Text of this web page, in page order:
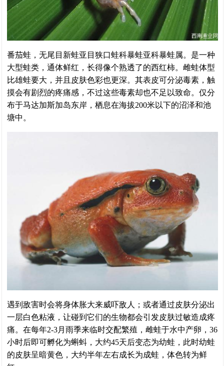
番茄蛙，无尾目新蛙亚目狭口蛙科暴蛙亚科暴蛙属。是一种
大型蛙类，通体鲜红，长得像个熟透了的西红柿。雌蛙体型
比雄蛙要大，并且皮肤色彩也更深。其表皮可分泌毒素，触
摸会有剧烈的疼痛感，不过这些毒素却也不足以致命。仅分
布于马达加斯加岛东岸，栖息在海拔200米以下的沼泽和池
塘中。
遇到敌害时会将身体胀大来威吓敌人；或者通过皮肤分泌出
一层白色粘液，让碰到它们的生物都会引发皮肤过敏造成疼
痛。在每年2-3月雨季来临时交配繁殖，雌蛙于水中产卵，36
小时后即可孵化为蝌蚪，大约45天后变态为幼蛙，此时幼蛙
的皮肤呈暗黄色，大约半年左右成长为成蛙，体色转为鲜